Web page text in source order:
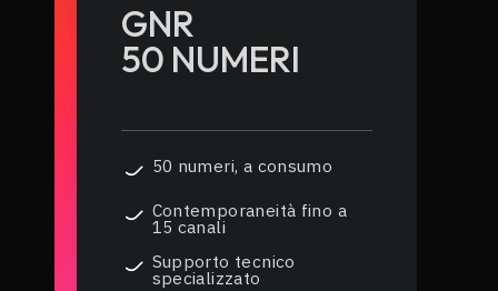
GNR
50 NUMERI
50 numeri, a consumo
Contemporaneità fino a
15 canali
Supporto tecnico
specializzato